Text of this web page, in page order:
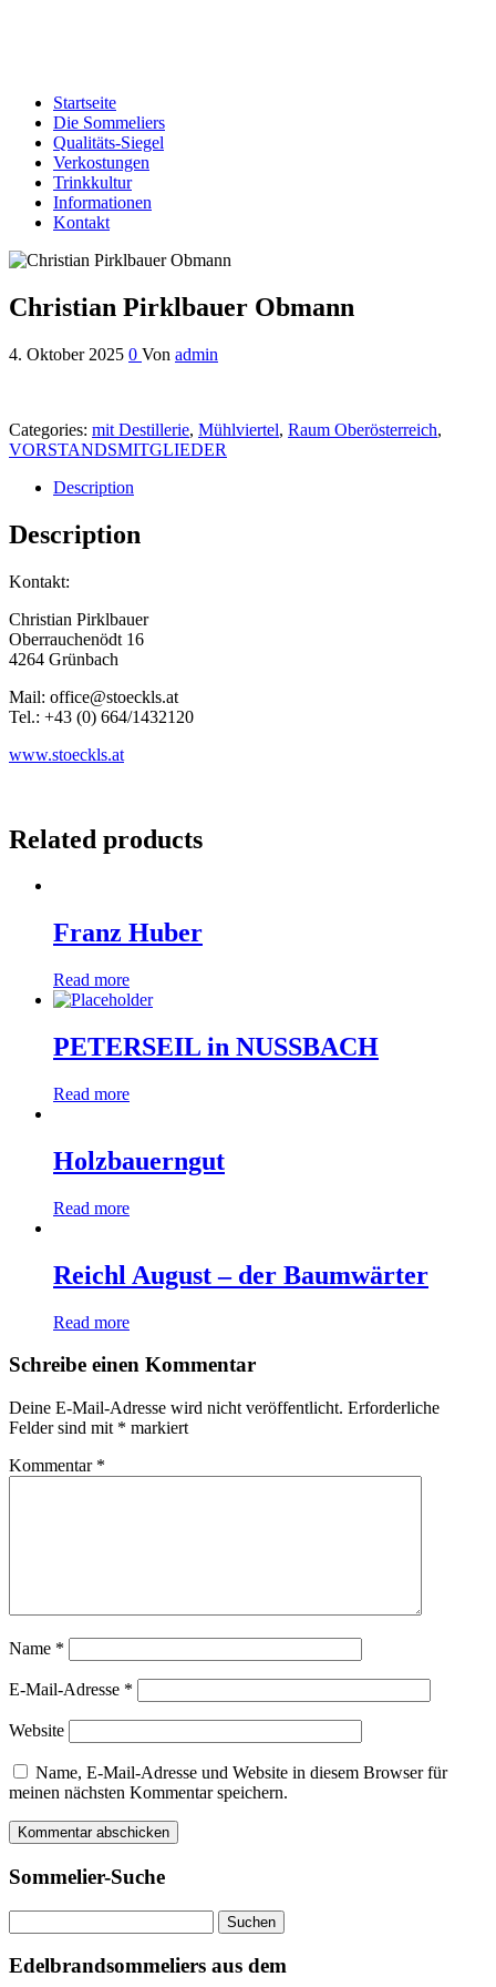
Startseite
Die Sommeliers
Qualitäts-Siegel
Verkostungen
Trinkkultur
Informationen
Kontakt
Christian Pirklbauer Obmann
4. Oktober 2025 0 Von admin
Categories: mit Destillerie, Mühlviertel, Raum Oberösterreich,
VORSTANDSMITGLIEDER
Description
Description
Kontakt:
Christian Pirklbauer
Oberrauchenödt 16
4264 Grünbach
Mail: office@stoeckls.at
Tel.: +43 (0) 664/1432120
www.stoeckls.at
Related products
Franz Huber
Read more
PETERSEIL in NUSSBACH
Read more
Holzbauerngut
Read more
Reichl August – der Baumwärter
Read more
Schreibe einen Kommentar
Deine E-Mail-Adresse wird nicht veröffentlicht. Erforderliche
Felder sind mit * markiert
Kommentar *
Name *
E-Mail-Adresse *
Website
Name, E-Mail-Adresse und Website in diesem Browser für
meinen nächsten Kommentar speichern.
Sommelier-Suche
nach:
Edelbrandsommeliers aus dem